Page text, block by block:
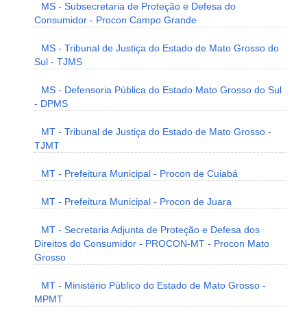
MS - Subsecretaria de Proteção e Defesa do
Consumidor - Procon Campo Grande
MS - Tribunal de Justiça do Estado de Mato Grosso do
Sul - TJMS
MS - Defensoria Pública do Estado Mato Grosso do Sul
- DPMS
MT - Tribunal de Justiça do Estado de Mato Grosso -
TJMT
MT - Prefeitura Municipal - Procon de Cuiabá
MT - Prefeitura Municipal - Procon de Juara
MT - Secretaria Adjunta de Proteção e Defesa dos
Direitos do Consumidor - PROCON-MT - Procon Mato
Grosso
MT - Ministério Público do Estado de Mato Grosso -
MPMT